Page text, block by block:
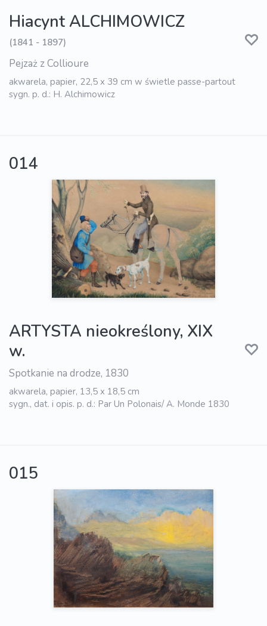
Hiacynt ALCHIMOWICZ
(1841 - 1897)
Pejzaż z Collioure
akwarela, papier, 22,5 x 39 cm w świetle passe-partout
sygn. p. d.: H. Alchimowicz
014
ARTYSTA nieokreślony, XIX
w.
Spotkanie na drodze, 1830
akwarela, papier, 13,5 x 18,5 cm
sygn., dat. i opis. p. d.: Par Un Polonais/ A. Monde 1830
015